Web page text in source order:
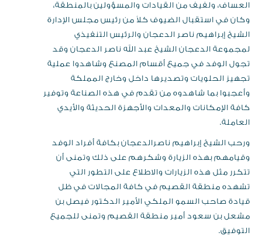
العساف، ولفيف من القيادات والمسؤولين بالمنطقة،
وكان في استقبال الضيوف كلاً من رئيس مجلس الإدارة
الشيخ إبراهيم ناصر الدعجان والرئيس التنفيذي
لمجموعة الدعجان الشيخ عبد الله ناصر الدعجان وقد
تجول الوفد في جميع أقسام المصنع وشاهدوا عملية
تجهيز الحلويات وتصديرها داخل وخارج المملكة
وأعجبوا بما شاهدوه من تقدم في هذه الصناعة وتوفير
كافة الإمكانات والمعدات والأجهزة الحديثة والأيدي
العاملة.
ورحب الشيخ إبراهيم ناصرالدعجان بكافة أفراد الوفد
وقيامهم بهذه الزيارة وشكرهم على ذلك وتمنى أن
تتكرر مثل هذه الزيارات والاطلاع على التطور التي
تشهده منطقة القصيم في كافة المجالات في ظل
قيادة صاحب السمو الملكي الأمير الدكتور فيصل بن
مشعل بن سعود أمير منطقة القصيم وتمنى للجميع
التوفيق.